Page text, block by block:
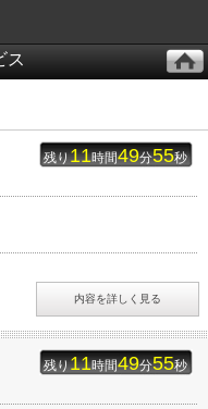
ス
残り11時間49分55秒
内容を詳しく見る
残り11時間49分55秒